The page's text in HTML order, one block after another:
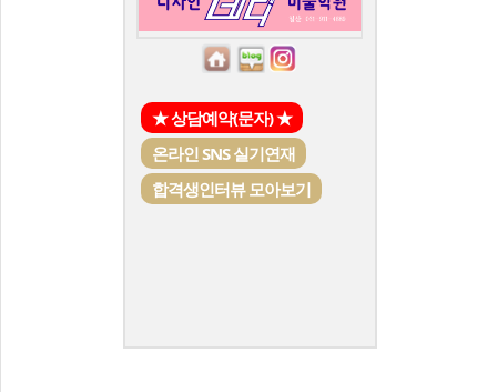
★ 상담예약(문자) ★
온라인 SNS 실기연재
합격생인터뷰 모아보기